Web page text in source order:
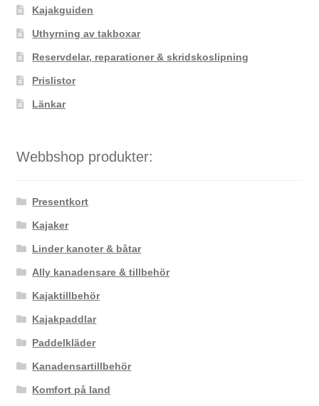
Kajakguiden
Uthyrning av takboxar
Reservdelar, reparationer & skridskoslipning
Prislistor
Länkar
Webbshop produkter:
Presentkort
Kajaker
Linder kanoter & båtar
Ally kanadensare & tillbehör
Kajaktillbehör
Kajakpaddlar
Paddelkläder
Kanadensartillbehör
Komfort på land